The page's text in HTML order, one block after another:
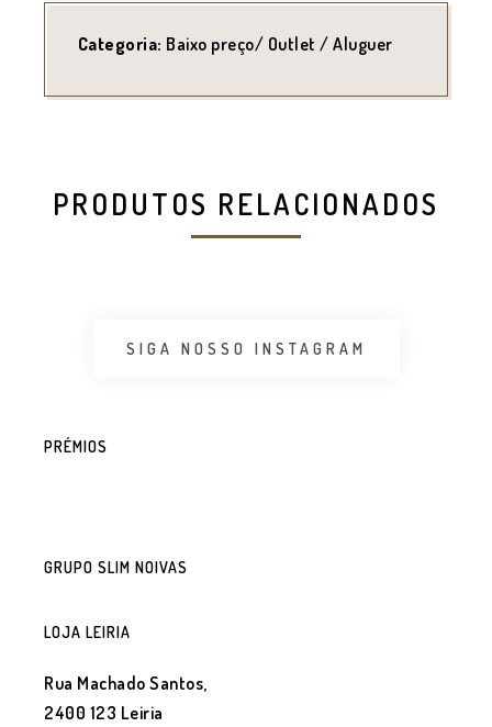
Categoria: Baixo preço/ Outlet / Aluguer
PRODUTOS RELACIONADOS
SIGA NOSSO INSTAGRAM
PRÉMIOS
GRUPO SLIM NOIVAS
LOJA LEIRIA
Rua Machado Santos,
2400 123 Leiria